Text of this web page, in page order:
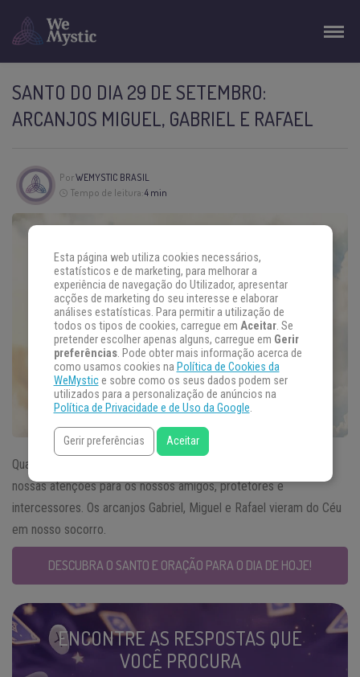
SANTO DO DIA 29 DE SETEMBRO:
ARCANJOS MIGUEL, GABRIEL E RAFAEL
PorWEMYSTIC BRASIL
Tempo de leitura:4 min
Quando falamos do
nossas atenções para os nossos amigos, protetores e
intercessores. Os arcanjos Gabriel, Miguel e Rafael vieram do Céu
em nosso socorro.
DESCUBRA O SANTO E ORAÇÃO PARA O DIA DE HOJE!
ENCONTRE AS RESPOSTAS QUE
VOCÊ PROCURA
Esta página web utiliza cookies necessários,
estatísticos e de marketing, para melhorar a
experiência de navegação do Utilizador, apresentar
acções de marketing do seu interesse e elaborar
análises estatísticas. Para permitir a utilização de
todos os tipos de cookies, carregue em Aceitar. Se
pretender escolher apenas alguns, carregue em Gerir
preferências. Pode obter mais informação acerca de
como usamos cookies na Política de Cookies da
WeMystice sobre como os seus dados podem ser
utilizados para a personalização de anúncios na
Política de Privacidade e de Uso da Google.
Gerir preferências Aceitar